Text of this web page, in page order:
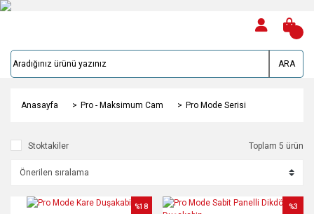
ARA
Anasayfa Pro - Maksimum Cam Pro Mode Serisi
Stoktakiler Toplam 5 ürün
%18 %3